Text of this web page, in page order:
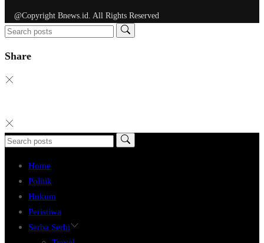
@Copyright Bnews.id. All Rights Reserved
Share
Home
Politik
Hukum
Peristiwa
Serba Serbi